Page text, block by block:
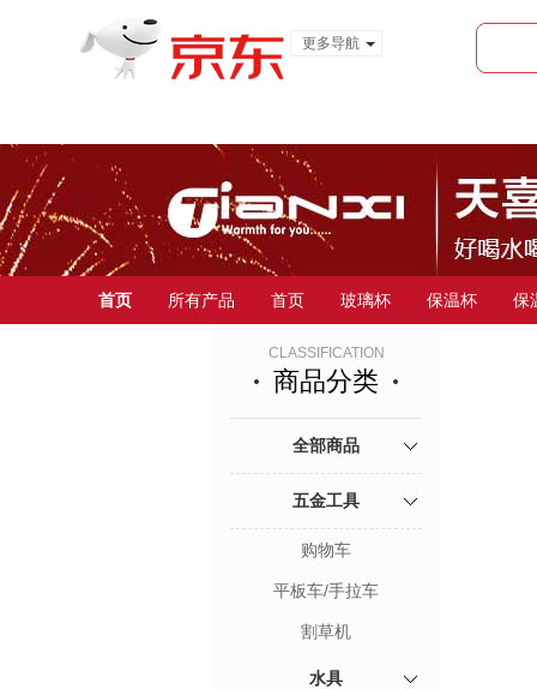
更多导航
首页 所有产品 首页 玻璃杯 保温杯 保
CLASSIFICATION
商品分类
全部商品
五金工具
购物车
平板车/手拉车
割草机
水具